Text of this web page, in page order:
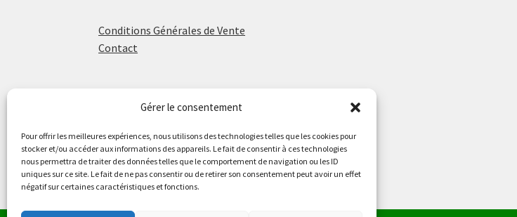
Gérer le consentement
Pour offrir les meilleures expériences, nous utilisons des technologies telles que les cookies pour
stocker et/ou accéder aux informations des appareils. Le fait de consentir à ces technologies
nous permettra de traiter des données telles que le comportement de navigation ou les ID
uniques sur ce site. Le fait de ne pas consentir ou de retirer son consentement peut avoir un effet
négatif sur certaines caractéristiques et fonctions.
Conditions Générales de Vente
Contact
ÉCOLE DE BATTERIE
Raphaël Aboulker
raphaelaboulker.com